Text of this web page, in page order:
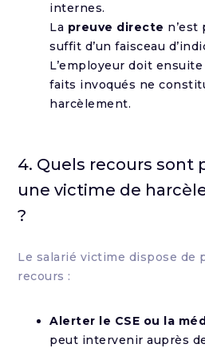
internes.
La preuve directe n’est
suffit d’un faisceau
L’employeur doit
faits invoqués ne
harcèlement.
4. Quels recours sont
une victime de
?
Le salarié victime dispose de
recours :
Alerter le CSE ou la
peut intervenir auprès